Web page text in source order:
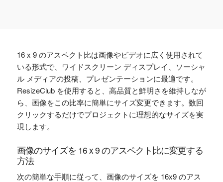
16 x 9 のアスペクト比は画像やビデオに広く使用されて
いる形式で、ワイドスクリーン ディスプレイ、ソーシャ
ル メディアの投稿、プレゼンテーションに最適です。
ResizeClub を使用すると、高品質と鮮明さを維持しなが
ら、画像をこの比率に簡単にサイズ変更できます。数回
クリックするだけでプロジェクトに理想的なサイズを実
現します。
画像のサイズを 16 x 9 のアスペクト比に変更する
方法
次の簡単な手順に従って、画像のサイズを 16x9 のアス